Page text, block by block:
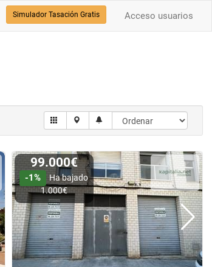
Acceso usuarios
Simulador Tasación Gratis
99.000€
-1%
Ha bajado
1.000€